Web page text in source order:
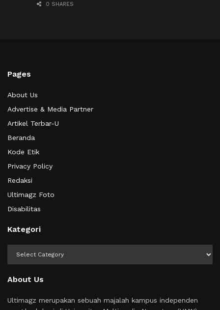
0 SHARES
Pages
About Us
Advertise & Media Partner
Artikel Terbar-U
Beranda
Kode Etik
Privacy Policy
Redaksi
Ultimagz Foto
Disabilitas
Kategori
About Us
Ultimagz merupakan sebuah majalah kampus independen